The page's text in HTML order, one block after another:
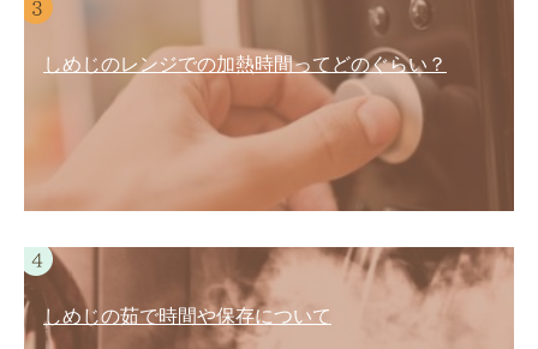
しめじのレンジでの加熱時間ってどのぐらい？
しめじの茹で時間や保存について